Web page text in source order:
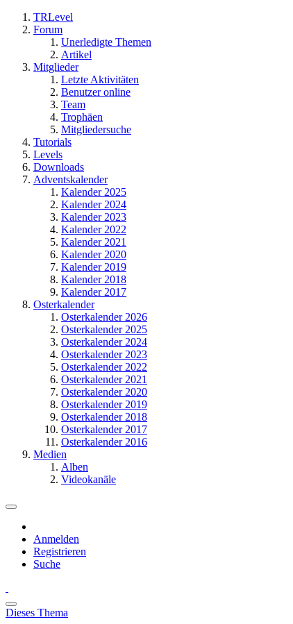
TRLevel
Forum
Unerledigte Themen
Artikel
Mitglieder
Letzte Aktivitäten
Benutzer online
Team
Trophäen
Mitgliedersuche
Tutorials
Levels
Downloads
Adventskalender
Kalender 2025
Kalender 2024
Kalender 2023
Kalender 2022
Kalender 2021
Kalender 2020
Kalender 2019
Kalender 2018
Kalender 2017
Osterkalender
Osterkalender 2026
Osterkalender 2025
Osterkalender 2024
Osterkalender 2023
Osterkalender 2022
Osterkalender 2021
Osterkalender 2020
Osterkalender 2019
Osterkalender 2018
Osterkalender 2017
Osterkalender 2016
Medien
Alben
Videokanäle
Anmelden
Registrieren
Suche
Dieses Thema